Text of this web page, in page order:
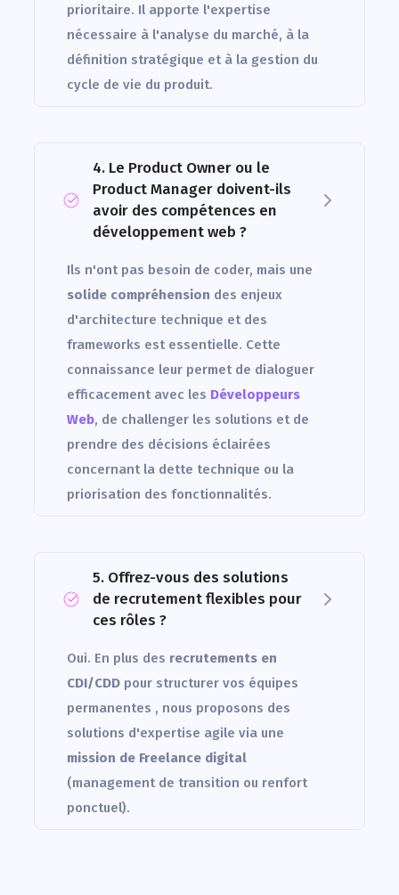
prioritaire. Il apporte l'expertise
nécessaire à l'analyse du marché, à la
définition stratégique et à la gestion du
cycle de vie du produit.
4. Le Product Owner ou le
Product Manager doivent-ils
avoir des compétences en
développement web ?
Ils n'ont pas besoin de coder, mais une
solide compréhension des enjeux
d'architecture technique et des
frameworks est essentielle. Cette
connaissance leur permet de dialoguer
efficacement avec les Développeurs
Web, de challenger les solutions et de
prendre des décisions éclairées
concernant la dette technique ou la
priorisation des fonctionnalités.
5. Offrez-vous des solutions
de recrutement flexibles pour
ces rôles ?
Oui. En plus des recrutements en
CDI/CDD pour structurer vos équipes
permanentes , nous proposons des
solutions d'expertise agile via une
mission de Freelance digital
(management de transition ou renfort
ponctuel).